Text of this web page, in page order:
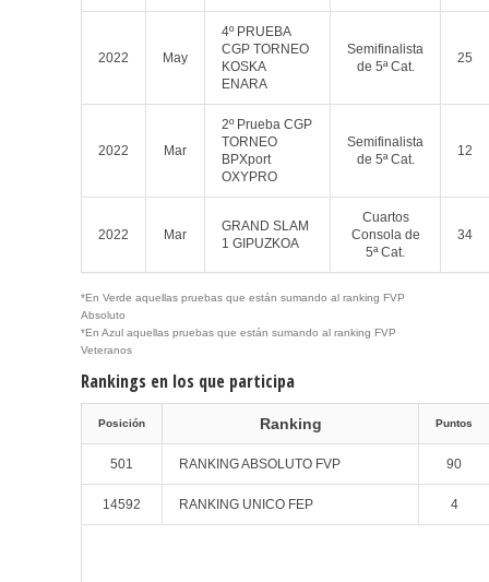
2022 May
4º PRUEBA
CGP TORNEO
KOSKA
ENARA
Semifinalista
de 5ª Cat.
25
2022 Mar
2º Prueba CGP
TORNEO
BPXport
OXYPRO
Semifinalista
de 5ª Cat.
12
2022 Mar
GRAND SLAM
1 GIPUZKOA
Cuartos
Consola de
5ª Cat.
34
*En Verde aquellas pruebas que están sumando al ranking FVP
Absoluto
*En Azul aquellas pruebas que están sumando al ranking FVP
Veteranos
Rankings en los que participa
Posición Ranking Puntos
501 RANKING ABSOLUTO FVP 90
14592 RANKING UNICO FEP 4